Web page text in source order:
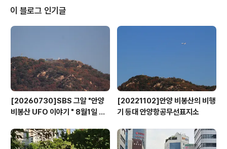
이 점차 흉물이 되어가고 있다.안양시는 홈페이지 공지를
통해 공공 보수공사를 2026. 6. ~ 공사 종료시까지 위해
공연장 이용을 제한한다며 공사 완료 후 재개 일정은 추후
품은 주차장과 야외공..
이 블로그 인기글
[20260730]SBS 그알 "안양
비봉산 UFO 이야기 " 8월1일 방
[20221102]안양 비봉산의 비행
기 등대 안양항공무선표지소